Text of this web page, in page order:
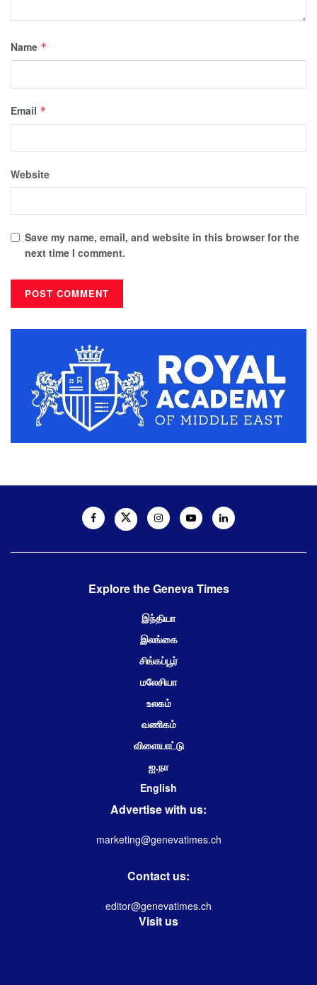
Name *
Email *
Website
Save my name, email, and website in this browser for the
next time I comment.
Explore the Geneva Times
இந்தியா
இலங்கை
சிங்கப்பூர்
மலேசியா
உலகம்
வணிகம்
விளையாட்டு
ஐ.நா
English
Advertise with us:
marketing@genevatimes.ch
Contact us:
editor@genevatimes.ch
Visit us